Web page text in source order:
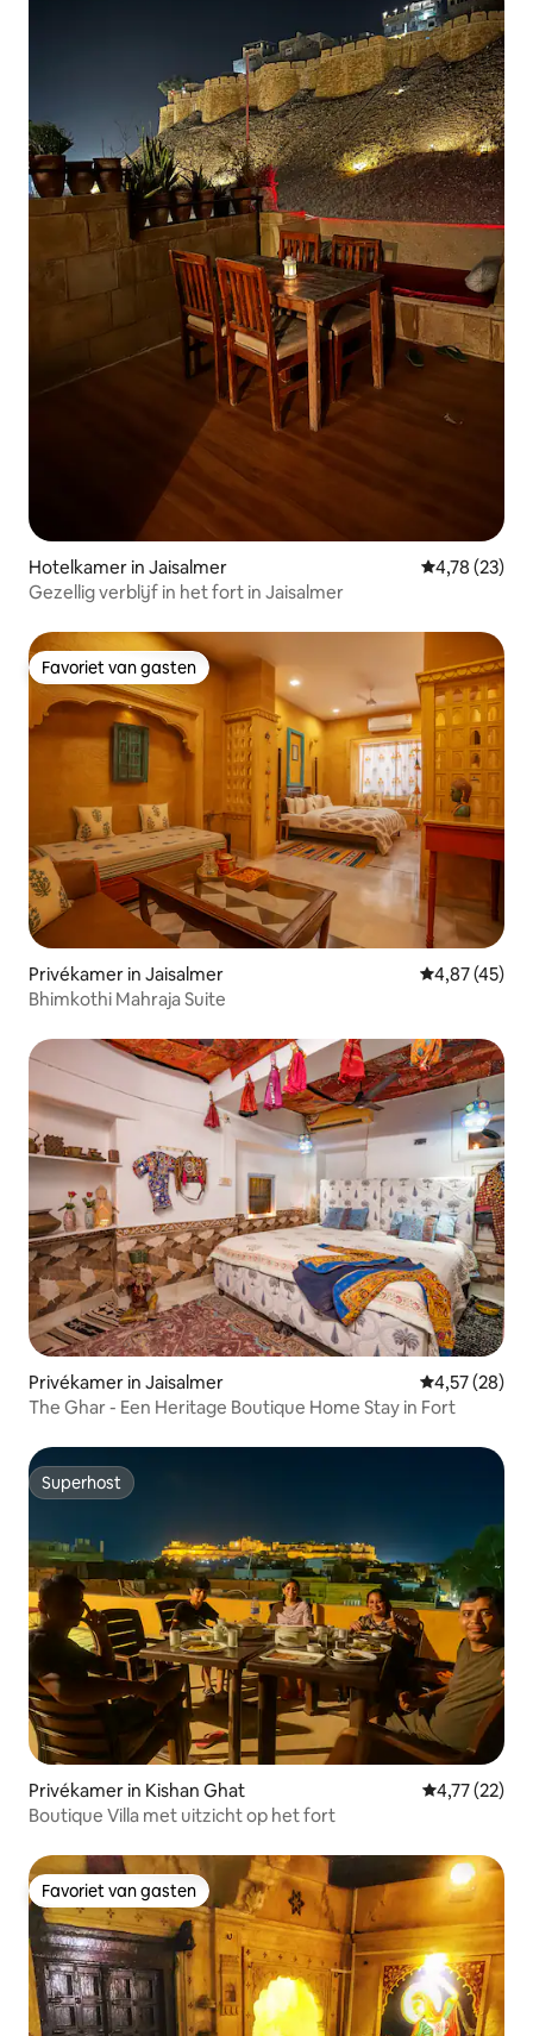
Hotelkamer in Jaisalmer Gemiddelde
4,78 (23)
Gezellig verblijf in het fort in Jaisalmer
Favoriet van gasten
Favoriet van gasten
Privékamer in Jaisalmer Gemiddelde
4,87 (45)
Bhimkothi Mahraja Suite
Privékamer in Jaisalmer Gemiddelde
4,57 (28)
The Ghar - Een Heritage Boutique Home Stay in Fort
Superhost
Superhost
Privékamer in Kishan Ghat Gemiddelde
4,77 (22)
Boutique Villa met uitzicht op het fort
Favoriet van gasten
Favoriet van gasten